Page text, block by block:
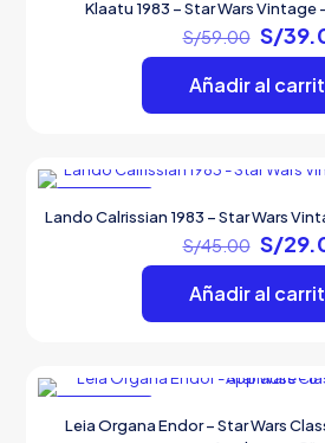
Klaatu 1983 – Star Wars Vintage
S/59.00 El
precio
era:
S/
Añadir al
Lando Calrissian 1983 – Star Wars
S/45.00 El
precio
era:
S/
Añadir al
Leia Organa Endor – Star Wars